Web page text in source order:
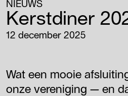
Leden
Over JNL
Nieuws & events
NIEUWS
Kerstdiner
12 december 2025
Wat een mooie
onze vereniging — en